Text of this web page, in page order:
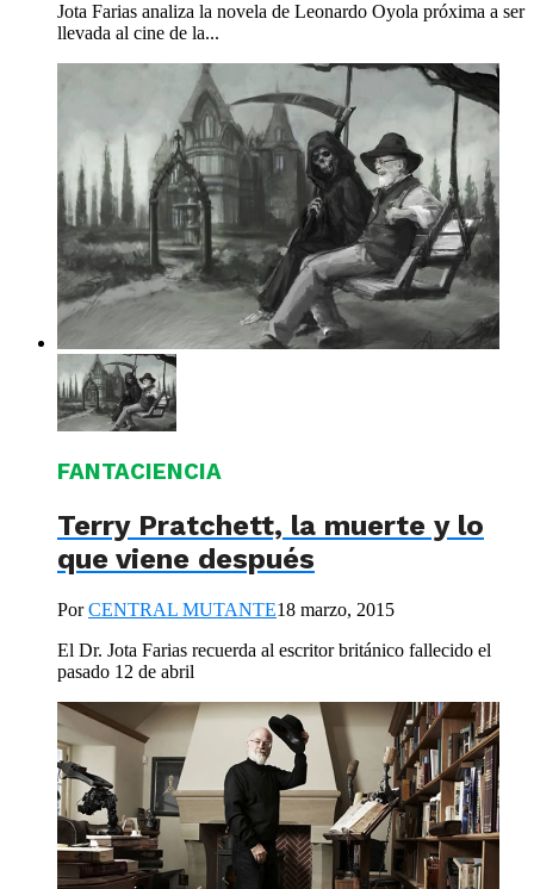
Jota Farias analiza la novela de Leonardo Oyola próxima a ser
llevada al cine de la...
FANTACIENCIA
Terry Pratchett, la muerte y lo
que viene después
PorCENTRAL MUTANTE18 marzo, 2015
El Dr. Jota Farias recuerda al escritor británico fallecido el
pasado 12 de abril